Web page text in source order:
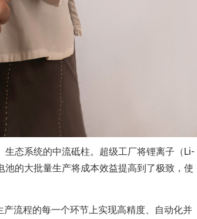
生态系统的中流砥柱。超级工厂将锂离子（Li-
池的大批量生产将成本效益提高到了极致，使
流程的每一个环节上实现高精度、自动化并